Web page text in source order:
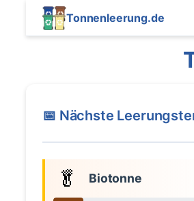
Tonnenleerung.de
📅 Nächste
🥬 Biotonne